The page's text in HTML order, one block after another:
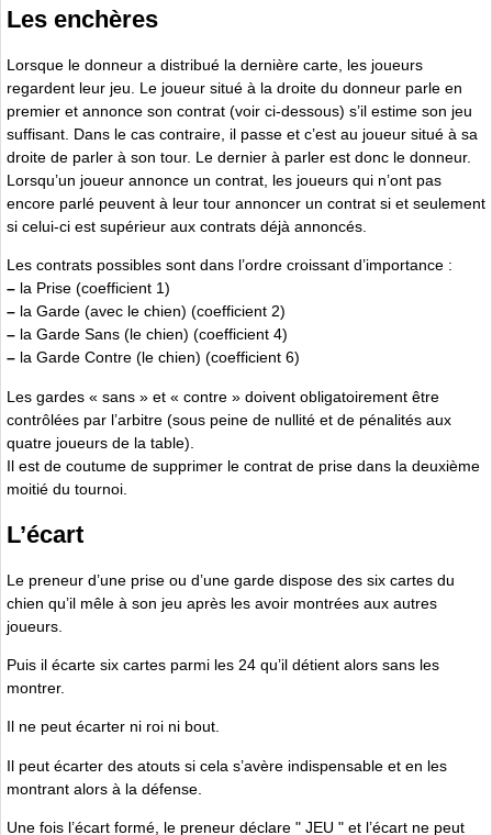
Les enchères
Lorsque le donneur a distribué la dernière carte, les joueurs
regardent leur jeu. Le joueur situé à la droite du donneur parle en
premier et annonce son contrat (voir ci-dessous) s’il estime son jeu
suffisant. Dans le cas contraire, il passe et c’est au joueur situé à sa
droite de parler à son tour. Le dernier à parler est donc le donneur.
Lorsqu’un joueur annonce un contrat, les joueurs qui n’ont pas
encore parlé peuvent à leur tour annoncer un contrat si et seulement
si celui-ci est supérieur aux contrats déjà annoncés.
Les contrats possibles sont dans l’ordre croissant d’importance :
– la Prise (coefficient 1)
– la Garde (avec le chien) (coefficient 2)
– la Garde Sans (le chien) (coefficient 4)
– la Garde Contre (le chien) (coefficient 6)
Les gardes « sans » et « contre » doivent obligatoirement être
contrôlées par l’arbitre (sous peine de nullité et de pénalités aux
quatre joueurs de la table).
Il est de coutume de supprimer le contrat de prise dans la deuxième
moitié du tournoi.
L’écart
Le preneur d’une prise ou d’une garde dispose des six cartes du
chien qu’il mêle à son jeu après les avoir montrées aux autres
joueurs.
Puis il écarte six cartes parmi les 24 qu’il détient alors sans les
montrer.
Il ne peut écarter ni roi ni bout.
Il peut écarter des atouts si cela s’avère indispensable et en les
montrant alors à la défense.
Une fois l’écart formé, le preneur déclare " JEU " et l’écart ne peut